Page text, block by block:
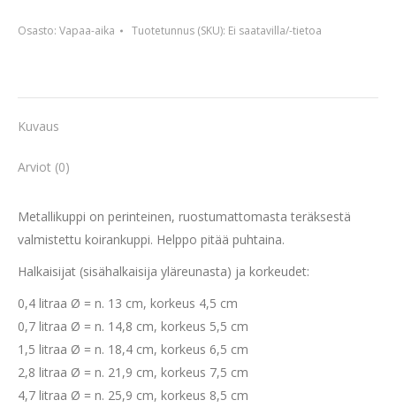
Osasto: Vapaa-aika Tuotetunnus (SKU): Ei saatavilla/-tietoa
Kuvaus
Arviot (0)
Metallikuppi on perinteinen, ruostumattomasta teräksestä
valmistettu koirankuppi. Helppo pitää puhtaina.
Halkaisijat (sisähalkaisija yläreunasta) ja korkeudet:
0,4 litraa Ø = n. 13 cm, korkeus 4,5 cm
0,7 litraa Ø = n. 14,8 cm, korkeus 5,5 cm
1,5 litraa Ø = n. 18,4 cm, korkeus 6,5 cm
2,8 litraa Ø = n. 21,9 cm, korkeus 7,5 cm
4,7 litraa Ø = n. 25,9 cm, korkeus 8,5 cm